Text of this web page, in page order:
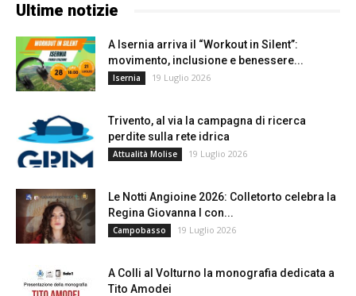
Ultime notizie
A Isernia arriva il “Workout in Silent”:
movimento, inclusione e benessere...
Isernia 19 Luglio 2026
Trivento, al via la campagna di ricerca
perdite sulla rete idrica
Attualità Molise 19 Luglio 2026
Le Notti Angioine 2026: Colletorto celebra la
Regina Giovanna I con...
Campobasso 19 Luglio 2026
A Colli al Volturno la monografia dedicata a
Tito Amodei